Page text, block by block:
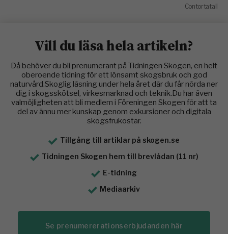
Contortatall
Vill du läsa hela artikeln?
Då behöver du bli prenumerant på Tidningen Skogen, en helt
oberoende tidning för ett lönsamt skogsbruk och god
naturvård.Skoglig läsning under hela året där du får nörda ner
dig i skogsskötsel, virkesmarknad och teknik.Du har även
valmöjligheten att bli medlem i Föreningen Skogen för att ta
del av ännu mer kunskap genom exkursioner och digitala
skogsfrukostar.
Tillgång till artiklar på skogen.se
Tidningen Skogen hem till brevlådan (11 nr)
E-tidning
Mediaarkiv
Se prenumererationserbjudanden här